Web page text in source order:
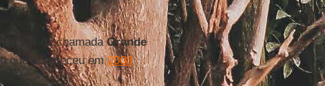
a sair da chamadaGrande
que aconteceu em2008